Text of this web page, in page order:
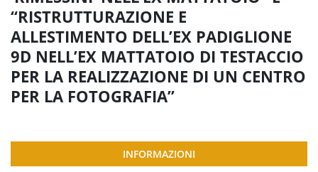
“RISTRUTTURAZIONE E
ALLESTIMENTO DELL’EX PADIGLIONE
9D NELL’EX MATTATOIO DI TESTACCIO
PER LA REALIZZAZIONE DI UN CENTRO
PER LA FOTOGRAFIA”
INFORMAZIONI